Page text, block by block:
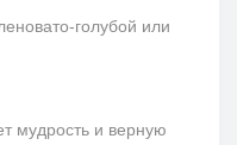
голубой или
мудрость и верную